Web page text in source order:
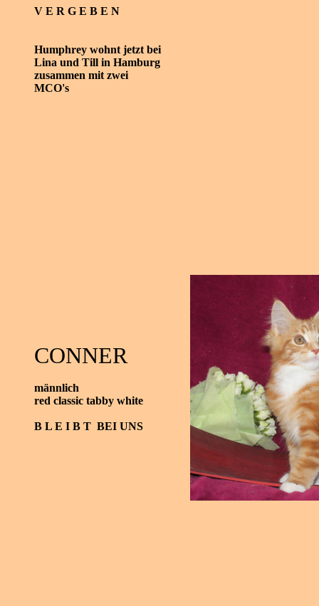
V E R G E B E N
Humphrey wohnt jetzt bei
Lina und Till in Hamburg
zusammen mit zwei
MCO's
CONNER
männlich
red classic tabby white
B L E I B T BEI UNS